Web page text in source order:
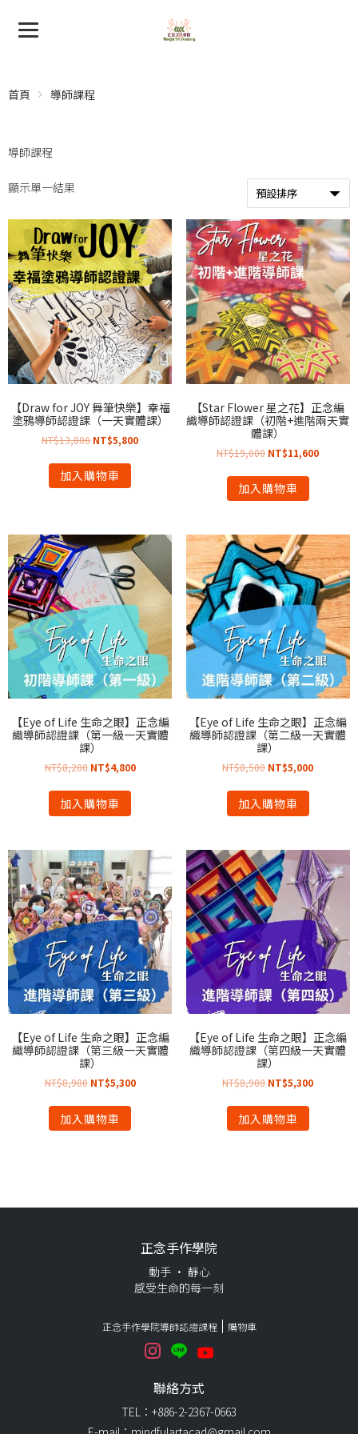
首頁 導師課程
導師課程
顯示單一結果
【Draw for JOY 舞筆快樂】幸福
塗鴉導師認證課（一天實體課）
NT$13,800 NT$5,800
加入購物車
【Star Flower 星之花】正念編
織導師認證課（初階+進階兩天實
體課）
NT$19,000 NT$11,600
加入購物車
【Eye of Life 生命之眼】正念編
織導師認證課（第一級一天實體
課）
NT$8,200 NT$4,800
加入購物車
【Eye of Life 生命之眼】正念編
織導師認證課（第二級一天實體
課）
NT$8,500 NT$5,000
加入購物車
【Eye of Life 生命之眼】正念編
織導師認證課（第三級一天實體
課）
NT$8,900 NT$5,300
加入購物車
【Eye of Life 生命之眼】正念編
織導師認證課（第四級一天實體
課）
NT$8,900 NT$5,300
加入購物車
正念手作學院
動手 · 靜心
感受生命的每一刻
正念手作學院導師認證課程 購物車
聯絡方式
TEL：+886-2-2367-0663